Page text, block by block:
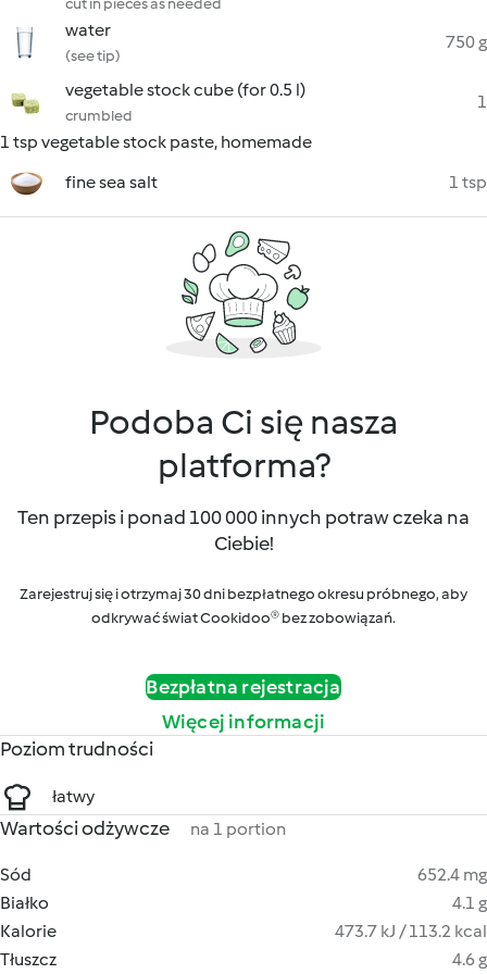
cut in pieces as needed
water
(see tip)
750 g
vegetable stock cube (for 0.5 l)
crumbled
1
1 tsp vegetable stock paste, homemade
fine sea salt
1 tsp
Podoba Ci się nasza
platforma?
Ten przepis i ponad 100 000 innych potraw czeka na
Ciebie!
Zarejestruj się i otrzymaj 30 dni bezpłatnego okresu próbnego, aby
odkrywać świat Cookidoo® bez zobowiązań.
Bezpłatna rejestracja
Więcej informacji
Poziom trudności
łatwy
Wartości odżywcze na 1 portion
Sód
652.4 mg
Białko
4.1 g
Kalorie
473.7 kJ / 113.2 kcal
Tłuszcz
4.6 g